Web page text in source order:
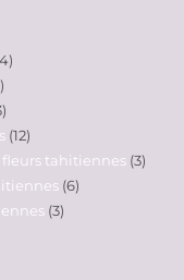
4
12
fleurs tahitiennes 3
6
3